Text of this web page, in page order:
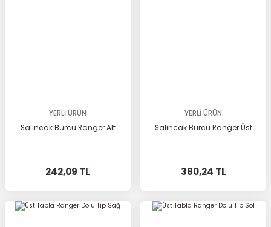
YERLİ ÜRÜN
Salıncak Burcu Ranger Alt
242,09 TL
YERLİ ÜRÜN
Salıncak Burcu Ranger Üst
380,24 TL